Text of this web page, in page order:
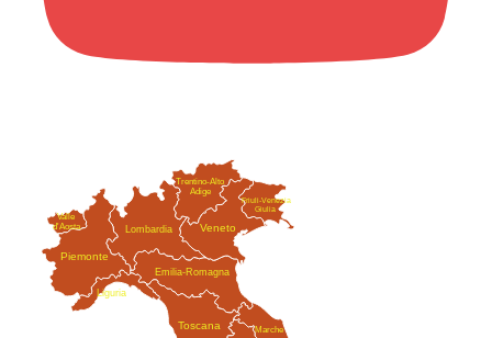
Valle
d'Aosta
Emilia-Romagna
Friuli-Venezia
Giulia
Liguria
Lombardia
Marche
Piemonte
Trentino-Alto
Adige
Toscana
Veneto